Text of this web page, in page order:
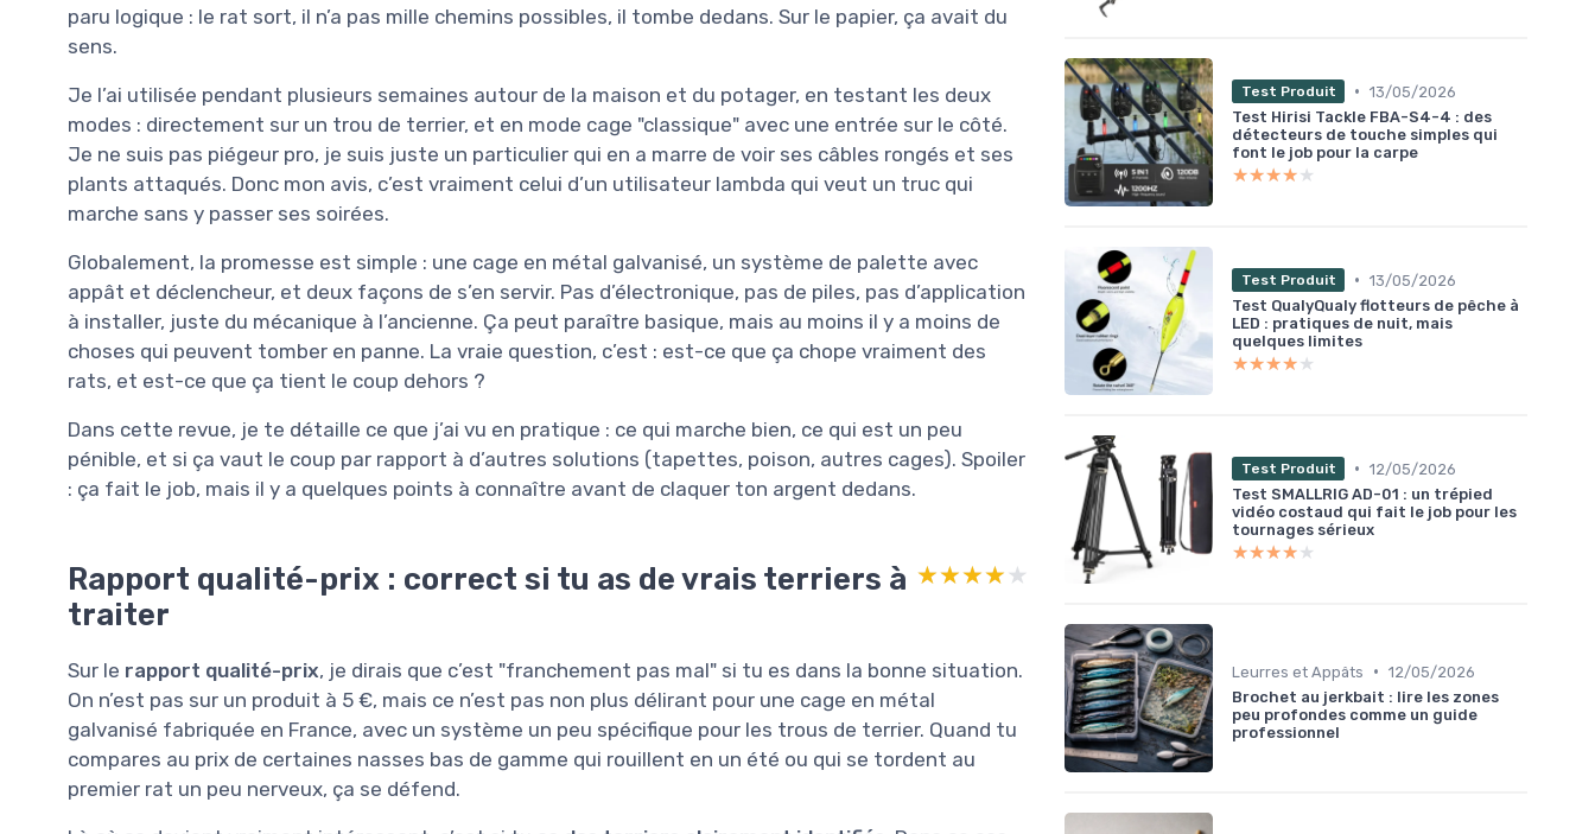
paru logique : le rat sort, il n’a pas mille chemins possibles, il tombe dedans. Sur le papier, ça avait du
sens.
Je l’ai utilisée pendant plusieurs semaines autour de la maison et du potager, en testant les deux
modes : directement sur un trou de terrier, et en mode cage "classique" avec une entrée sur le côté.
Je ne suis pas piégeur pro, je suis juste un particulier qui en a marre de voir ses câbles rongés et ses
plants attaqués. Donc mon avis, c’est vraiment celui d’un utilisateur lambda qui veut un truc qui
marche sans y passer ses soirées.
Globalement, la promesse est simple : une cage en métal galvanisé, un système de palette avec
appât et déclencheur, et deux façons de s’en servir. Pas d’électronique, pas de piles, pas d’application
à installer, juste du mécanique à l’ancienne. Ça peut paraître basique, mais au moins il y a moins de
choses qui peuvent tomber en panne. La vraie question, c’est : est-ce que ça chope vraiment des
rats, et est-ce que ça tient le coup dehors ?
Dans cette revue, je te détaille ce que j’ai vu en pratique : ce qui marche bien, ce qui est un peu
pénible, et si ça vaut le coup par rapport à d’autres solutions (tapettes, poison, autres cages). Spoiler
: ça fait le job, mais il y a quelques points à connaître avant de claquer ton argent dedans.
Rapport qualité-prix : correct si tu as de vrais terriers à
traiter
★★★★★
★★★★★
Sur le rapport qualité-prix, je dirais que c’est "franchement pas mal" si tu es dans la bonne situation.
On n’est pas sur un produit à 5 €, mais ce n’est pas non plus délirant pour une cage en métal
galvanisé fabriquée en France, avec un système un peu spécifique pour les trous de terrier. Quand tu
compares au prix de certaines nasses bas de gamme qui rouillent en un été ou qui se tordent au
premier rat un peu nerveux, ça se défend.
Test Produit • 13/05/2026
Test Hirisi Tackle FBA-S4-4 : des
détecteurs de touche simples qui
font le job pour la carpe
★★★★★
★★★★★
Test Produit • 13/05/2026
Test QualyQualy flotteurs de pêche à
LED : pratiques de nuit, mais
quelques limites
★★★★★
★★★★★
Test Produit • 12/05/2026
Test SMALLRIG AD-01 : un trépied
vidéo costaud qui fait le job pour les
tournages sérieux
★★★★★
★★★★★
Leurres et Appâts • 12/05/2026
Brochet au jerkbait : lire les zones
peu profondes comme un guide
professionnel